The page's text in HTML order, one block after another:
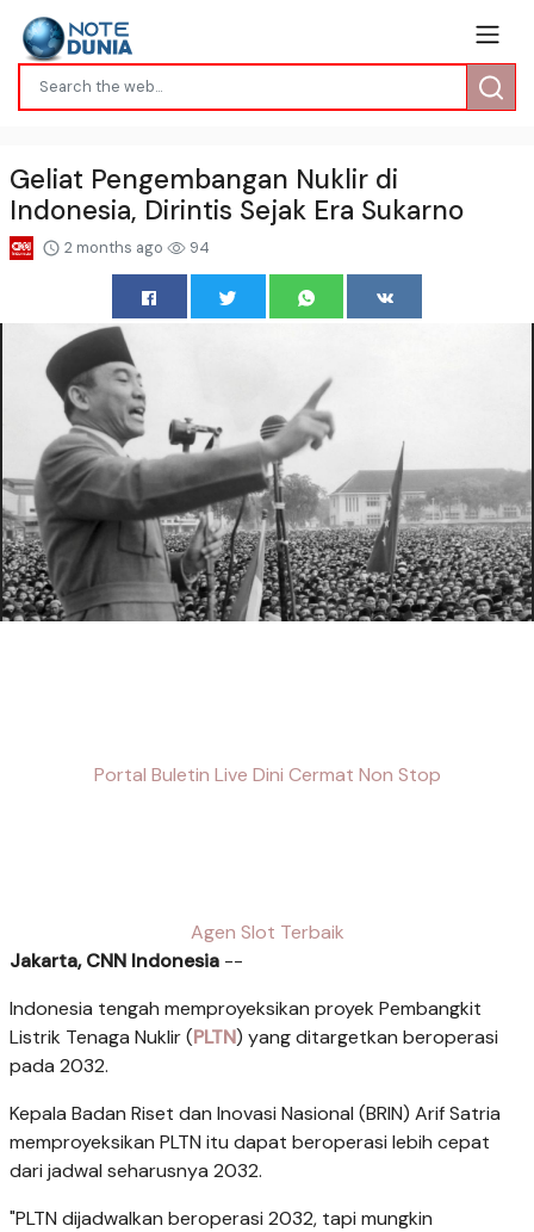
Geliat Pengembangan Nuklir di
Indonesia, Dirintis Sejak Era Sukarno
2 months ago 94
Portal Buletin Live Dini Cermat Non Stop
Agen Slot Terbaik
Jakarta, CNN Indonesia --
Indonesia tengah memproyeksikan proyek Pembangkit
Listrik Tenaga Nuklir (PLTN) yang ditargetkan beroperasi
pada 2032.
Kepala Badan Riset dan Inovasi Nasional (BRIN) Arif Satria
memproyeksikan PLTN itu dapat beroperasi lebih cepat
dari jadwal seharusnya 2032.
"PLTN dijadwalkan beroperasi 2032, tapi mungkin